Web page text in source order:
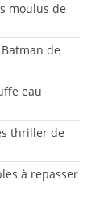
moulus de
de
eau
thriller de
à repasser